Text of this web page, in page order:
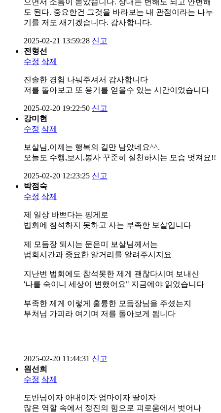
도 된다. 중요한건 그것을 바라보는 내 관점이라는 나누
기를 저도 새기겠습니다. 감사합니다.
2025-02-21 13:59:28 신고
전형선
수정 삭제
진솔한 경험 나눠주셔서 감사합니다
저를 돌아보고 또 용기를 얻을수 있는 시간이었습니다
2025-02-20 19:22:50 신고
강미현
수정 삭제
보살님,이제는 행복의 길만 남았네요^^.
오늘도 수행,보시,봉사 꾸준히 실천하시는 모습 멋져요!!
2025-02-20 12:23:25 신고
박점숙
수정 삭제
제 일상 바쁘다는 핑게로
법회에 참석하지 못하고 사는 부족한 보살입니다
제 모듬장 되시는 문은미 보살님께서는
법회시간과 중요한 알거리를 알려주시지요
지난번 법회에도 참석못한 제게 괜찮다시며 보내신
'나를 숙이니 세상이 변했어요" 지금에야 읽었습니다
부족한 제게 이렇게 훌륭한 모듬장님을 주셨는지
부처님 가피라 여기며 저를 돌아보게 됩니다
2025-02-20 11:44:31 신고
원선희
수정 삭제
도반님이자 아내이자 엄마이자 딸이자
많은 역할 속에서 정진의 힘으로 괴로움에서 벗어나